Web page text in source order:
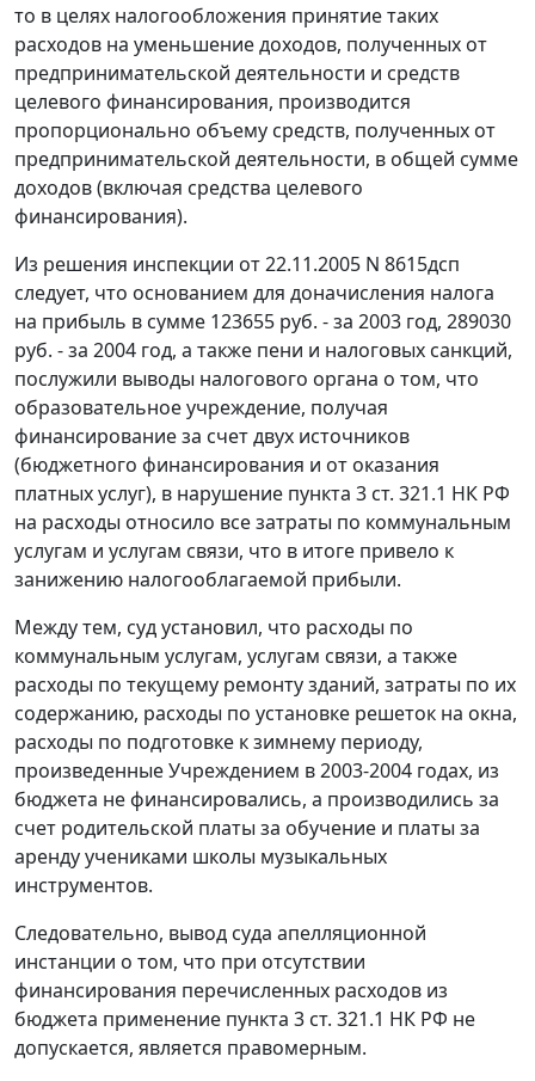
то в целях налогообложения принятие таких
расходов на уменьшение доходов, полученных от
предпринимательской деятельности и средств
целевого финансирования, производится
пропорционально объему средств, полученных от
предпринимательской деятельности, в общей сумме
доходов (включая средства целевого
финансирования).
Из решения инспекции от 22.11.2005 N 8615дсп
следует, что основанием для доначисления налога
на прибыль в сумме 123655 руб. - за 2003 год, 289030
руб. - за 2004 год, а также пени и налоговых санкций,
послужили выводы налогового органа о том, что
образовательное учреждение, получая
финансирование за счет двух источников
(бюджетного финансирования и от оказания
платных услуг), в нарушение пункта 3 ст. 321.1 НК РФ
на расходы относило все затраты по коммунальным
услугам и услугам связи, что в итоге привело к
занижению налогооблагаемой прибыли.
Между тем, суд установил, что расходы по
коммунальным услугам, услугам связи, а также
расходы по текущему ремонту зданий, затраты по их
содержанию, расходы по установке решеток на окна,
расходы по подготовке к зимнему периоду,
произведенные Учреждением в 2003-2004 годах, из
бюджета не финансировались, а производились за
счет родительской платы за обучение и платы за
аренду учениками школы музыкальных
инструментов.
Следовательно, вывод суда апелляционной
инстанции о том, что при отсутствии
финансирования перечисленных расходов из
бюджета применение пункта 3 ст. 321.1 НК РФ не
допускается, является правомерным.